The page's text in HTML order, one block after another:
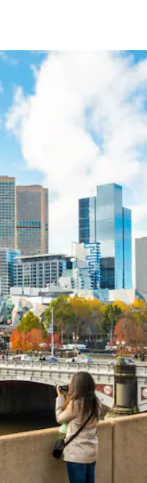
ose eksploro duke